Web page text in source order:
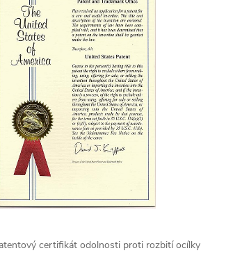
certifikát odolnosti proti rozbití ocílky